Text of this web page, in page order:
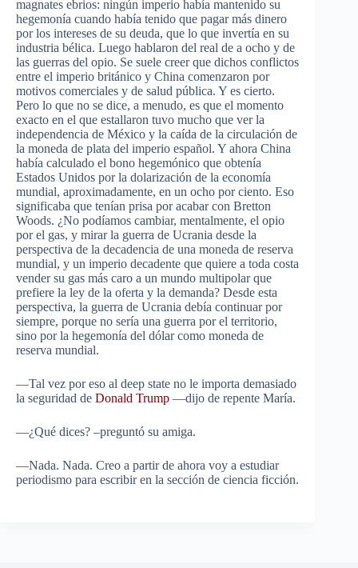
magnates ebrios: ningún imperio había mantenido su
hegemonía cuando había tenido que pagar más dinero
por los intereses de su deuda, que lo que invertía en su
industria bélica. Luego hablaron del real de a ocho y de
las guerras del opio. Se suele creer que dichos conflictos
entre el imperio británico y China comenzaron por
motivos comerciales y de salud pública. Y es cierto.
Pero lo que no se dice, a menudo, es que el momento
exacto en el que estallaron tuvo mucho que ver la
independencia de México y la caída de la circulación de
la moneda de plata del imperio español. Y ahora China
había calculado el bono hegemónico que obtenía
Estados Unidos por la dolarización de la economía
mundial, aproximadamente, en un ocho por ciento. Eso
significaba que tenían prisa por acabar con Bretton
Woods. ¿No podíamos cambiar, mentalmente, el opio
por el gas, y mirar la guerra de Ucrania desde la
perspectiva de la decadencia de una moneda de reserva
mundial, y un imperio decadente que quiere a toda costa
vender su gas más caro a un mundo multipolar que
prefiere la ley de la oferta y la demanda? Desde esta
perspectiva, la guerra de Ucrania debía continuar por
siempre, porque no sería una guerra por el territorio,
sino por la hegemonía del dólar como moneda de
reserva mundial.
—Tal vez por eso al deep state no le importa demasiado
la seguridad de Donald Trump —dijo de repente María.
—¿Qué dices? –preguntó su amiga.
—Nada. Nada. Creo a partir de ahora voy a estudiar
periodismo para escribir en la sección de ciencia ficción.